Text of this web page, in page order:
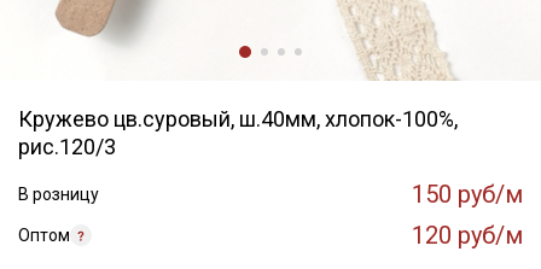
Кружево цв.суровый, ш.40мм, хлопок-100%,
рис.120/3
В розницу 150 руб/м
Оптом 120 руб/м